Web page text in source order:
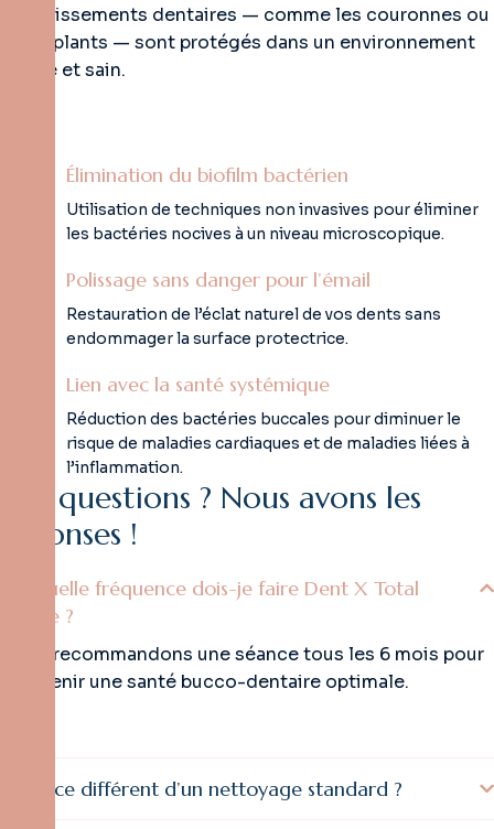
investissements dentaires — comme les couronnes ou
les implants — sont protégés dans un environnement
stérile et sain.
Élimination du biofilm bactérien
Utilisation de techniques non invasives pour éliminer
les bactéries nocives à un niveau microscopique.
Polissage sans danger pour l’émail
Restauration de l’éclat naturel de vos dents sans
endommager la surface protectrice.
Lien avec la santé systémique
Réduction des bactéries buccales pour diminuer le
risque de maladies cardiaques et de maladies liées à
l’inflammation.
questions ? Nous avons les
onses !
À quelle fréquence dois-je faire Dent X Total
Care ?
Nous recommandons une séance tous les 6 mois pour
maintenir une santé bucco-dentaire optimale.
Est-ce différent d’un nettoyage standard ?